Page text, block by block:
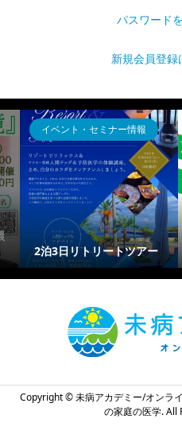
パスワード
新規会員登録
イベント・セミナー情報
2泊3日リトリートツアー
Copyright ©未病アカデミー/オンラ
の家庭の医学. All